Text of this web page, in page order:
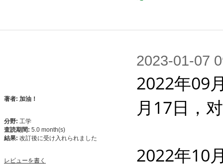
著者: 加油！
分野: 工学
査読期間: 5.0 month(s)
結果: 改訂後に受け入れられました
レビューを書く
2023-01-07
2022年09
月17日，
2022年10